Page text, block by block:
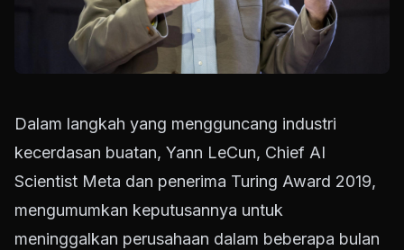
Dalam langkah yang mengguncang industri
kecerdasan buatan, Yann LeCun, Chief AI
Scientist Meta dan penerima Turing Award 2019,
mengumumkan keputusannya untuk
meninggalkan perusahaan dalam beberapa bulan